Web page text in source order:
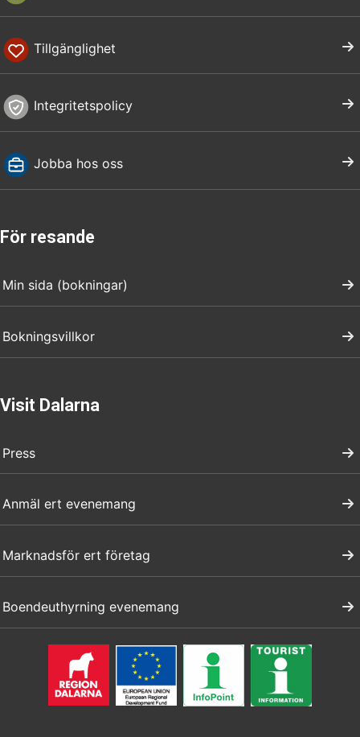
Tillgänglighet
Integritetspolicy
Jobba hos oss
För resande
Min sida (bokningar)
Bokningsvillkor
Visit Dalarna
Press
Anmäl ert evenemang
Marknadsför ert företag
Boendeuthyrning evenemang